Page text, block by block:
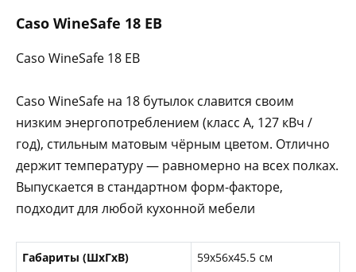
Caso WineSafe 18 EB
Caso WineSafe 18 EB
Caso WineSafe на 18 бутылок славится своим
низким энергопотреблением (класс А, 127 кВч /
год), стильным матовым чёрным цветом. Отлично
держит температуру — равномерно на всех полках.
Выпускается в стандартном форм-факторе,
подходит для любой кухонной мебели
Габариты (ШxГxВ) 59x56x45.5 см